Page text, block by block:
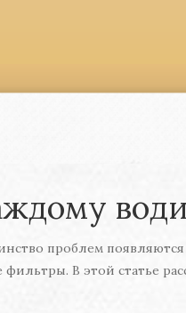
проблем появляются
В этой статье